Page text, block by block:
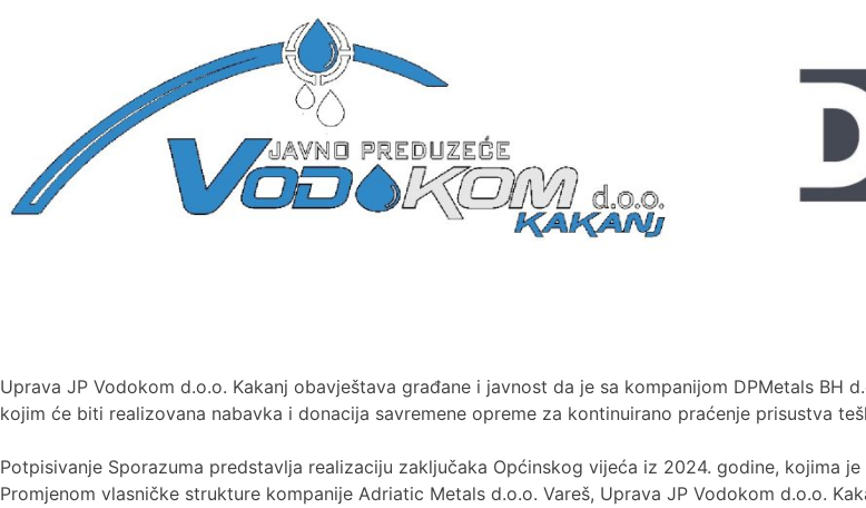
Uprava JP Vodokom d.o.o. Kakanj obavještava građane i javnost da je sa kompanijom DPMetals
kojim će biti realizovana nabavka i donacija savremene opreme za kontinuirano praćenje prisustva
Potpisivanje Sporazuma predstavlja realizaciju zaključaka Općinskog vijeća iz 2024. godine, kojima
Promjenom vlasničke strukture kompanije Adriatic Metals d.o.o. Vareš, Uprava JP Vodokom d.o.o.